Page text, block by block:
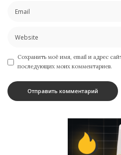
Сохранить моё имя, email и адрес
последующих моих комментариев.